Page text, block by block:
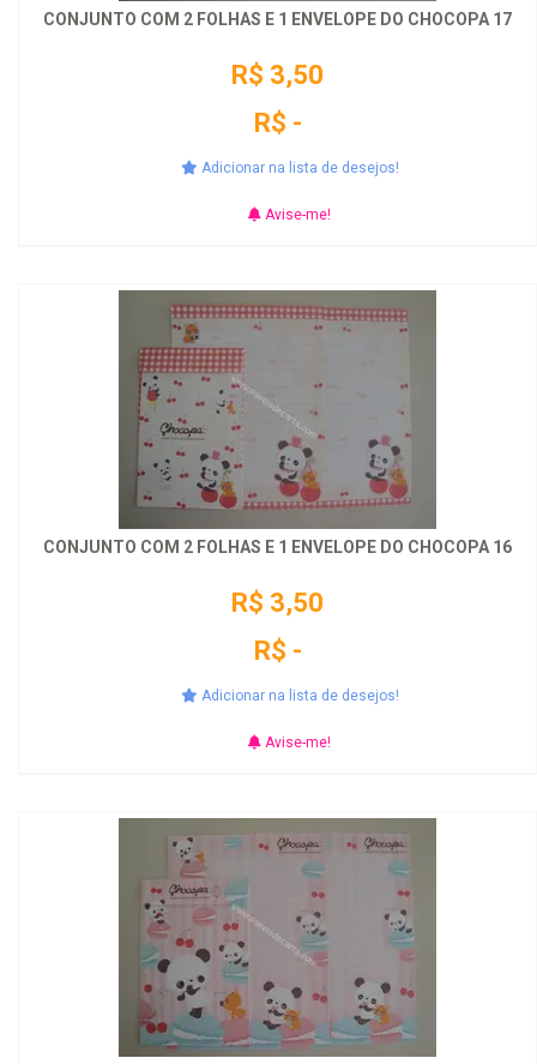
CONJUNTO COM 2 FOLHAS E 1 ENVELOPE DO CHOCOPA 17
R$ 3,50
R$ -
Adicionar na lista de desejos!
Avise-me!
CONJUNTO COM 2 FOLHAS E 1 ENVELOPE DO CHOCOPA 16
R$ 3,50
R$ -
Adicionar na lista de desejos!
Avise-me!